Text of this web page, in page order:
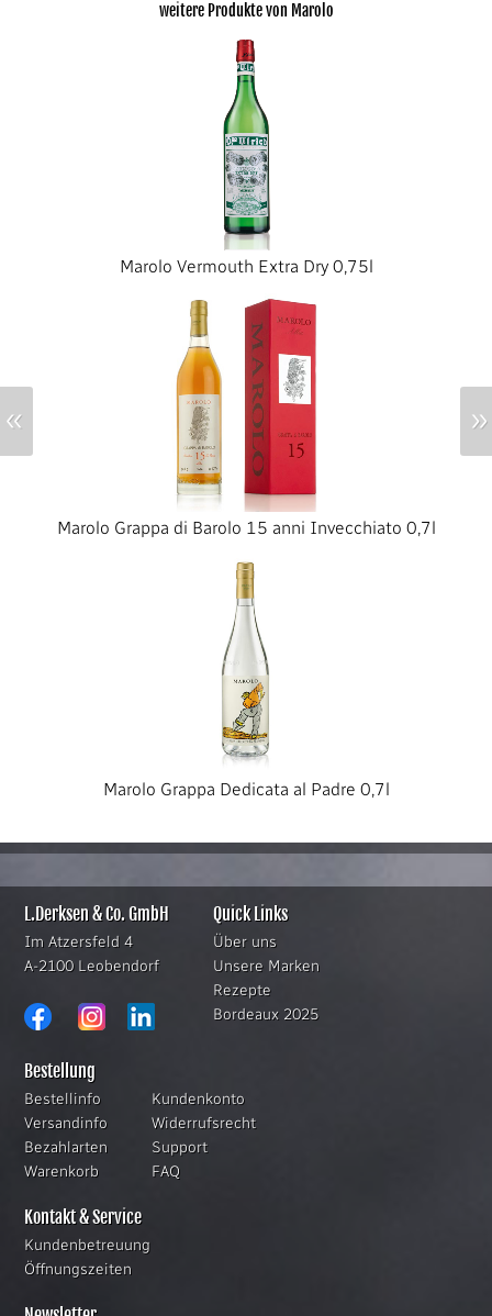
weitere Produkte von Marolo
Marolo Vermouth Extra Dry 0,75l
Marolo Grappa di Barolo 15 anni Invecchiato 0,7l
Marolo Grappa Dedicata al Padre 0,7l
« »
L.Derksen & Co. GmbH
Im Atzersfeld 4
A-2100 Leobendorf
Quick Links
Über uns
Unsere Marken
Rezepte
Bordeaux 2025
Bestellung
Bestellinfo
Versandinfo
Bezahlarten
Warenkorb
Kundenkonto
Widerrufsrecht
Support
FAQ
Kontakt & Service
Kundenbetreuung
Öffnungszeiten